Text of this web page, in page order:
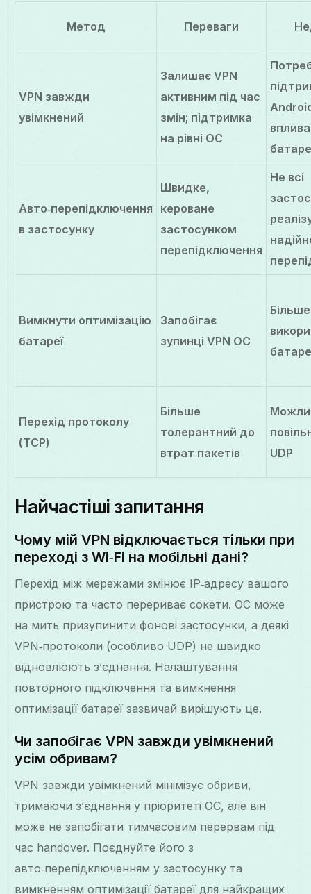
Метод Переваги
VPN завжди
увімкнений
Залишає VPN
активним під час
змін; підтримка
на рівні ОС
Авто‑перепідключення
в застосунку
Швидке,
кероване
застосунком
перепідключення
Не всі
Вимкнути оптимізацію
батареї
Запобігає
зупинці VPN ОС
Більше
Перехід протоколу
(TCP)
Більше
толерантний до
втрат пакетів
UDP
Найчастіші запитання
Чому мій VPN відключається тільки при
переході з Wi‑Fi на мобільні дані?
Перехід між мережами змінює IP‑адресу вашого
пристрою та часто перериває сокети. ОС може
на мить призупинити фонові застосунки, а деякі
VPN‑протоколи (особливо UDP) не швидко
відновлюють з’єднання. Налаштування
повторного підключення та вимкнення
оптимізації батареї зазвичай вирішують це.
Чи запобігає VPN завжди увімкнений
усім обривам?
VPN завжди увімкнений мінімізує обриви,
тримаючи з’єднання у пріоритеті ОС, але він
може не запобігати тимчасовим перервам під
час handover. Поєднуйте його з
авто‑перепідключенням у застосунку та
вимкненням оптимізації батареї для найкращих